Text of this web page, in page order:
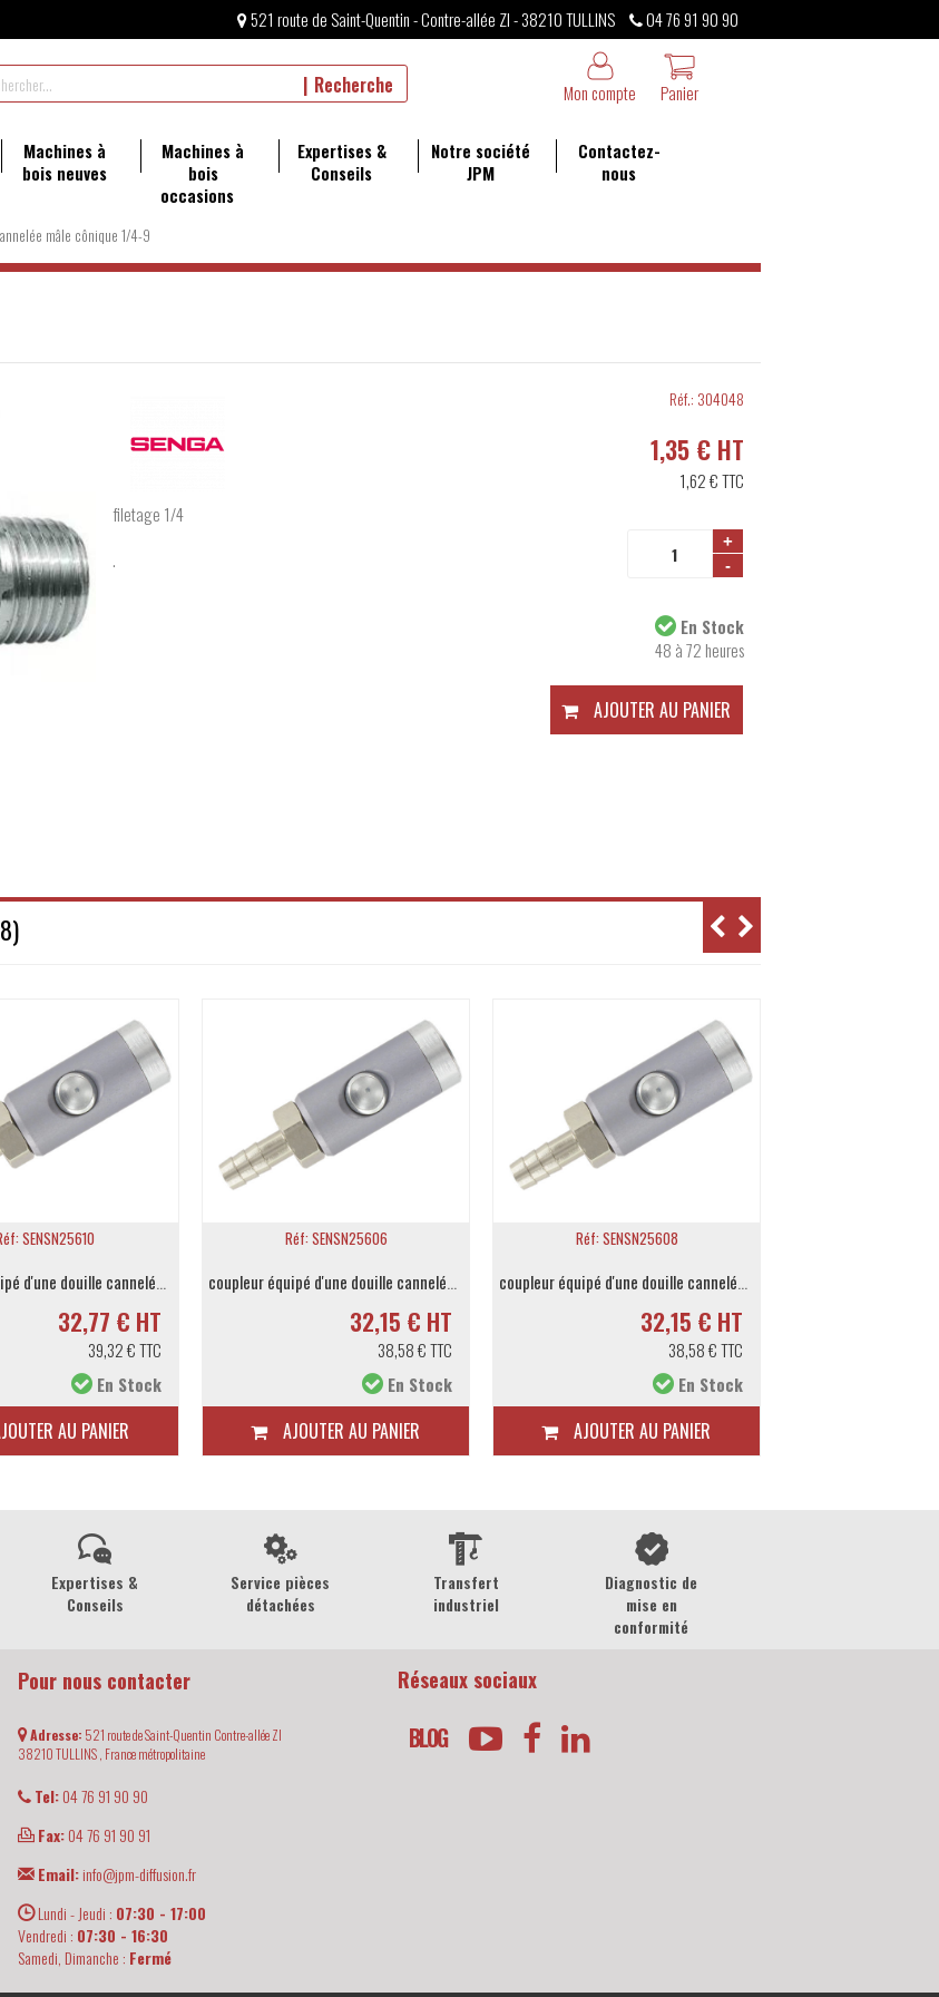
521 route de Saint-Quentin - Contre-allée ZI - 38210 TULLINS
04 76 91 90 90
Recherche Panier
Mon compte
Machines à
bois neuves
Machines à
bois
occasions
Expertises &
Conseils
Notre société
JPM
Contactez-
nous
mâle cônique 1/4-9
filetage 1/4
.
Réf.: 304048
1,35 € HT
1,62 €TTC
+
-
En Stock
48 à 72 heures
AJOUTER AU PANIER
SENSN25610
coupleur équipé d'une douille cannelée 11mm
32,77 € HT
39,32 € TTC
En Stock
AU PANIER
Réf: SENSN25606
coupleur équipé d'une douille cannelée 7mm
32,15 € HT
38,58 € TTC
En Stock
AJOUTER AU PANIER
Réf: SENSN25608
coupleur équipé d'une douille cannelée 9mm
32,15 € HT
38,58 € TTC
En Stock
AJOUTER AU PANIER
Expertises &
Conseils
Service pièces
détachées
Transfert
industriel
Diagnostic de
mise en
conformité
Pour nous contacter
Adresse: 521 route de Saint-Quentin Contre-allée ZI
38210TULLINS , France métropolitaine
Tel:04 76 91 90 90
Fax:04 76 91 90 91
Email:info@jpm-diffusion.fr
Lundi - Jeudi : 07:30 - 17:00
Vendredi : 07:30 - 16:30
Samedi, Dimanche : Fermé
Réseaux sociaux
BLOG